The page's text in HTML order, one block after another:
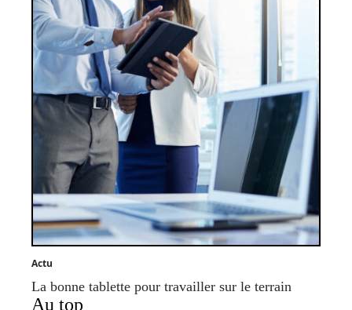
Actu
La bonne tablette pour travailler sur le terrain
Au top